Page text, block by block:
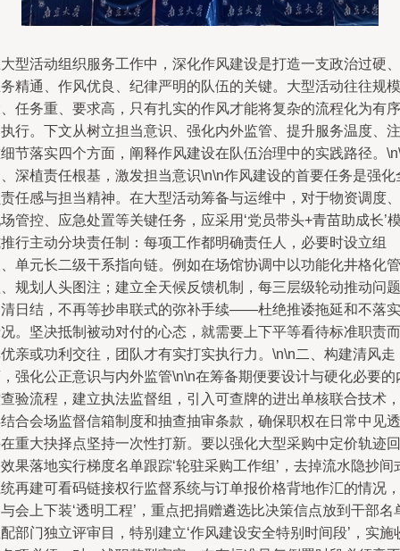
型活动组织服务工作中，深化作风建设是打造一支政治过硬、
精通、作风优良、纪律严明的队伍的关键。大型活动往往规模
任务重、要求高，只有扎实的作风才能将复杂的流程化为有序
行。下文从树立担当意识、强化内外监管、提升服务温度、注
节落实四个方面，阐释作风建设在队伍治理中的实践路径。
深植责任根基，激发担当意识\n\n作风建设的首要任务是强化
任感与担当精神。在大型活动筹备与运维中，对于物资调度、
管控、应急处置等关键任务，应采用‘党员带头+青苗助成长’
行主动分块责任制：每项工作都明确责任人，必要时设立组
单元长二级干系指向链。例如在场馆协调中以功能化井格化管
规划人头图注；建立全天候反馈机制，每三层级轮动推动问题
日结，不再等抄串联式的弥补手续——杜绝推诿拖延和不落实
。坚决抵制被动对付的心态，就需要上下平等看待标准职责而
亲或功利交往，团队才有实打实执行力。\n\n二、构建清风走
强化公正意识与内外监管\n\n在筹备期便要设计与硬化必要的
验流程，建立执法监督组，引入可查牌的进出单核联合技术，
合会场监督信箱制度和抽查抽审条款，确保职权在日常中见透
重大抉择点坚持一次性打新。要以强化大型采购中定价轨迹回
果落地实行梯度名单跟踪‘轮驻采购工作组’，去掉流水隐抄间
再建可看码链接权行监督系统与订单报价格背地作汇的情况，
会上下装‘透明工程’，重点把捐赠遴选比决策信点放到干部名
部门独立评审目，特别建立‘作风建设安全特别时间段’，实施